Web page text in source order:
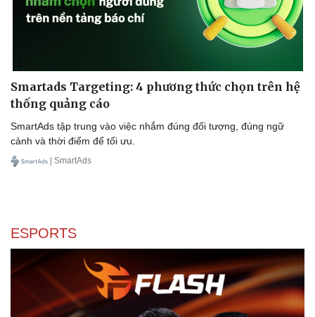
Dinh dưỡng - món ngon
Cây thuốc
Nam khoa
Làm đẹp - giảm cân
Phòng mạch online
Nhà đẹp
Blog
Tình yêu - Gia đình
Smartads Targeting: 4 phương thức chọn trên hệ
thống quảng cáo
SmartAds tập trung vào việc nhắm đúng đối tượng, đúng ngữ
cảnh và thời điểm để tối ưu.
| SmartAds
ESPORTS